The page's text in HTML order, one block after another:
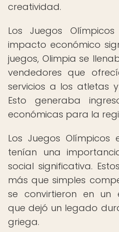
creatividad.
Los Juegos
impacto económico
juegos, Olimpia se
vendedores que
servicios a los atletas
Esto generaba
económicas para la
Los Juegos Olímpicos
tenían una
social significativa.
más que simples
se convirtieron en un
que dejó un legado
griega.